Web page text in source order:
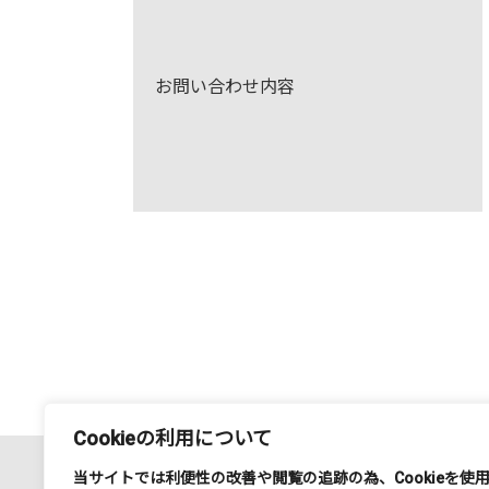
Cookieの利用について
当サイトでは利便性の改善や閲覧の追跡の為、 Cookieを使用
お問い合わせ内容